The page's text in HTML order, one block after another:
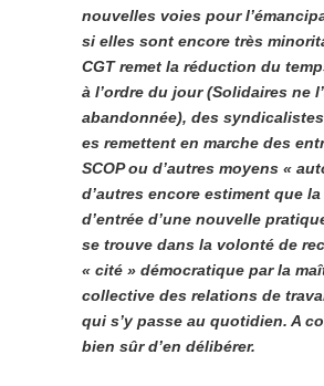
nouvelles voies pour
si elles sont encore très
CGT remet la réduction du
à l’ordre du jour (Solidaires ne
abandonnée), des
es remettent en marche des
SCOP ou d’autres moyens «
d’autres encore estiment que
d’entrée d’une nouvelle
se trouve dans la volonté de
« cité » démocratique par la
collective des relations de
qui s’y passe au quotidien. A
bien sûr d’en délibérer.